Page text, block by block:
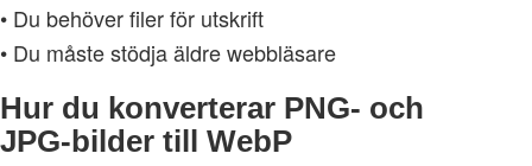
• Du behöver filer för utskrift
• Du måste stödja äldre webbläsare
Hur du konverterar PNG‑ och
JPG‑bilder till WebP